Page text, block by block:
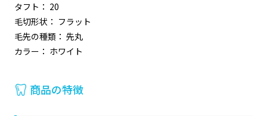
タフト： 20
毛切形状： フラット
毛先の種類： 先丸
カラー： ホワイト
商品の特徴